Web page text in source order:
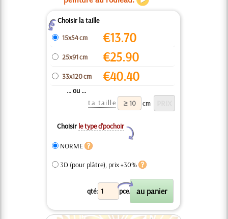
ZChoisir la taille
15x54 cm
€13.70
25x91 cm €25.90
33x120 cm €40.40
... ou ...
ta taille
cm
Choisir le type d’pochoir
Y
NORME
3D (pour plâtre), prix +30%
qté: pce.
X